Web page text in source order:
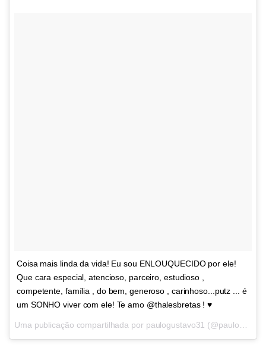
Coisa mais linda da vida! Eu sou ENLOUQUECIDO por ele!
Que cara especial, atencioso, parceiro, estudioso ,
competente, família , do bem, generoso , carinhoso...putz ... é
um SONHO viver com ele! Te amo @thalesbretas ! ♥️
Uma publicação compartilhada por paulogustavo31 (@paulogustavo31) em